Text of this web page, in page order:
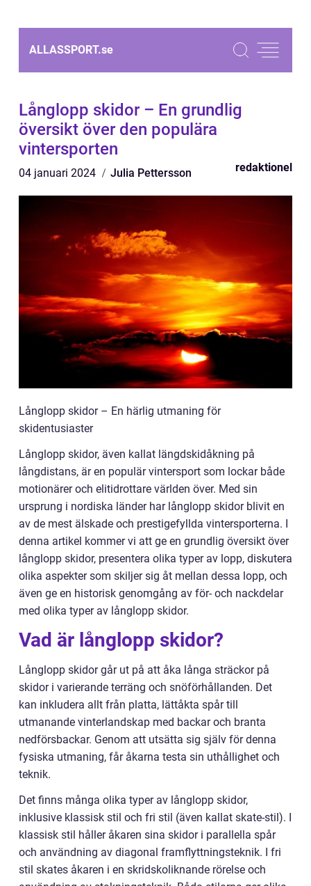
ALLASSPORT.se
Långlopp skidor – En grundlig
översikt över den populära
vintersporten
04 januari 2024 Julia Pettersson redaktionel
Långlopp skidor – En härlig utmaning för
skidentusiaster
Långlopp skidor, även kallat längdskidåkning på
långdistans, är en populär vintersport som lockar både
motionärer och elitidrottare världen över. Med sin
ursprung i nordiska länder har långlopp skidor blivit en
av de mest älskade och prestigefyllda vintersporterna. I
denna artikel kommer vi att ge en grundlig översikt över
långlopp skidor, presentera olika typer av lopp, diskutera
olika aspekter som skiljer sig åt mellan dessa lopp, och
även ge en historisk genomgång av för- och nackdelar
med olika typer av långlopp skidor.
Vad är långlopp skidor?
Långlopp skidor går ut på att åka långa sträckor på
skidor i varierande terräng och snöförhållanden. Det
kan inkludera allt från platta, lättåkta spår till
utmanande vinterlandskap med backar och branta
nedförsbackar. Genom att utsätta sig själv för denna
fysiska utmaning, får åkarna testa sin uthållighet och
teknik.
Det finns många olika typer av långlopp skidor,
inklusive klassisk stil och fri stil (även kallat skate-stil). I
klassisk stil håller åkaren sina skidor i parallella spår
och användning av diagonal framflyttningsteknik. I fri
stil skates åkaren i en skridskoliknande rörelse och